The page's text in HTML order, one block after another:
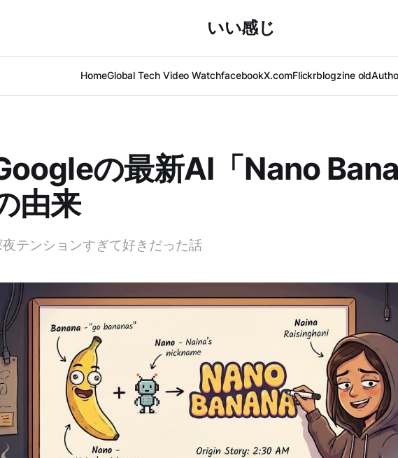
いい感じ
HomeGlobal Tech Video WatchfacebookX.comFlickrblogzine old
の最新AI「Nano
由来
テンションすぎて好きだった話